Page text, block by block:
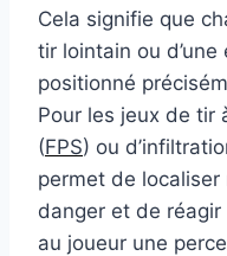
Cela signifie que
tir lointain ou
positionné
Pour les jeux de tir
(FPS) ou
permet de localiser
danger et de
au joueur une